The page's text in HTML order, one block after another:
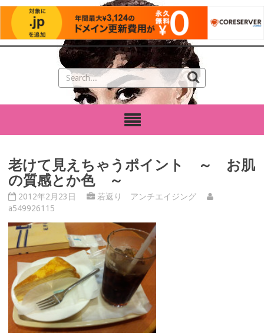
老けて見えちゃうポイント ～ お肌
の質感とか色 ～
2012年2月23日
若返り アンチエイジング
a549926115